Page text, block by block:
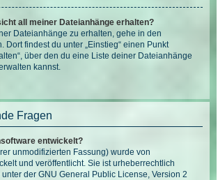
all meiner Dateianhänge erhalten?
Dateianhänge zu erhalten, gehe in den
Dort findest du unter „Einstieg“ einen Punkt
über den du eine Liste deiner Dateianhänge
kannst.
Fragen
entwickelt?
unmodifizierten Fassung) wurde von
und veröffentlicht. Sie ist urheberrechtlich
der GNU General Public License, Version 2